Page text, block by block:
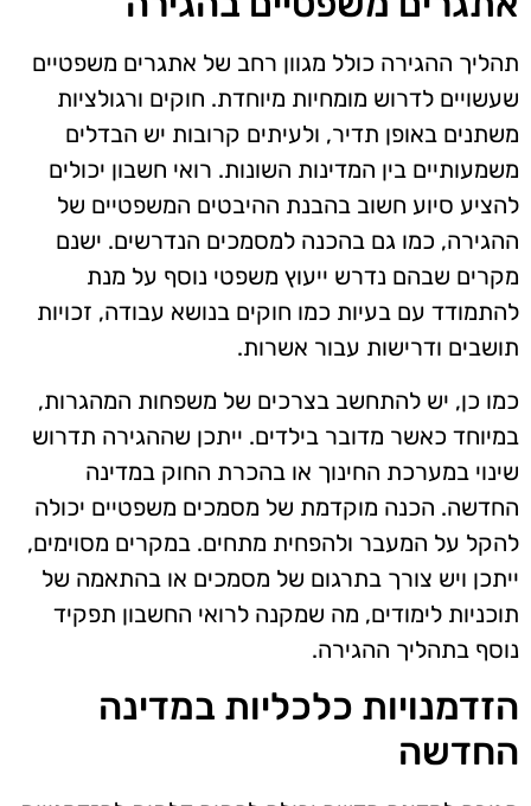
תהליך ההגירה כולל מגוון רחב של אתגרים משפטיים
שעשויים לדרוש מומחיות מיוחדת. חוקים ורגולציות
משתנים באופן תדיר, ולעיתים קרובות יש הבדלים
משמעותיים בין המדינות השונות. רואי חשבון יכולים
להציע סיוע חשוב בהבנת ההיבטים המשפטיים של
ההגירה, כמו גם בהכנה למסמכים הנדרשים. ישנם
מקרים שבהם נדרש ייעוץ משפטי נוסף על מנת
להתמודד עם בעיות כמו חוקים בנושא עבודה, זכויות
תושבים ודרישות עבור אשרות.
כמו כן, יש להתחשב בצרכים של משפחות המהגרות,
במיוחד כאשר מדובר בילדים. ייתכן שההגירה תדרוש
שינוי במערכת החינוך או בהכרת החוק במדינה
החדשה. הכנה מוקדמת של מסמכים משפטיים יכולה
להקל על המעבר ולהפחית מתחים. במקרים מסוימים,
ייתכן ויש צורך בתרגום של מסמכים או בהתאמה של
תוכניות לימודים, מה שמקנה לרואי החשבון תפקיד
נוסף בתהליך ההגירה.
הזדמנויות כלכליות במדינה
החדשה